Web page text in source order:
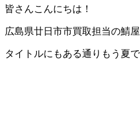
皆さんこんにちは！
広島県廿日市市買取担当の鯖屋
タイトルにもある通りもう夏で